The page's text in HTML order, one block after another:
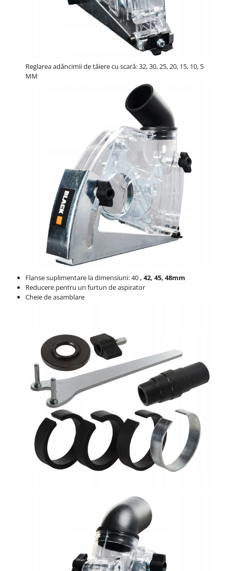
Reglarea adâncimii de tăiere cu scară: 32, 30, 25, 20, 15, 10, 5
MM
Flanse suplimentare la dimensiuni: 40, 42, 45, 48mm
Reducere pentru un furtun de aspirator
Cheie de asamblare